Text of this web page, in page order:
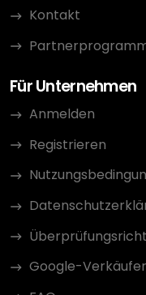
Kontakt
Für Unternehmen
Anmelden
Registrieren
Google-